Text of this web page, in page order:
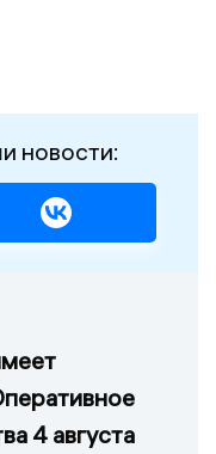
новости:
4 августа